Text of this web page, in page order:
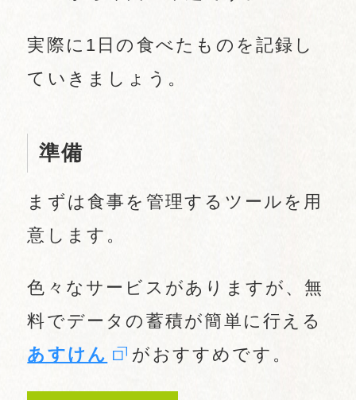
実際に1日の食べたものを記録し
ていきましょう。
準備
まずは食事を管理するツールを用
意します。
色々なサービスがありますが、無
料でデータの蓄積が簡単に行える
あすけん
がおすすめです。